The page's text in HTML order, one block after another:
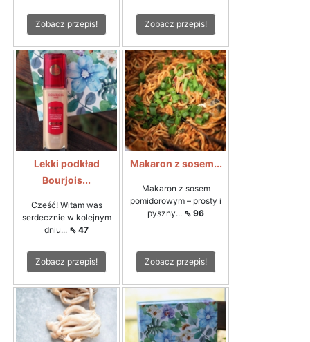
Zobacz przepis! Zobacz przepis!
Lekki podkład
Bourjois...
Cześć! Witam was
serdecznie w kolejnym
dniu... ⇖ 47
Zobacz przepis!
Makaron z sosem...
Makaron z sosem
pomidorowym – prosty i
pyszny... ⇖ 96
Zobacz przepis!